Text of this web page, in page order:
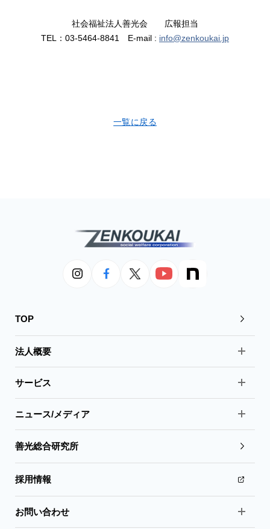
社会福祉法人善光会 広報担当
TEL：03-5464-8841 E-mail : info@zenkoukai.jp
一覧に戻る
TOP
法人概要
サービス
ニュース/メディア
善光総合研究所
採用情報
お問い合わせ